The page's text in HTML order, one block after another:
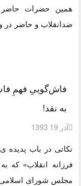
همین حضرات
ضدانقلاب و حاضر در
به نقد!
آذر 19 1393
نکاتی در باب پدیده
فرزانه انقلاب» که
مجلس شورای